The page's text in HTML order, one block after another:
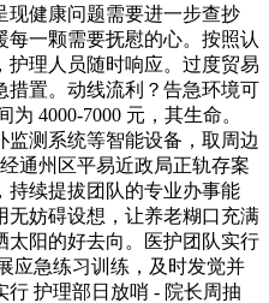
现健康问题需要进一步查抄
一颗需要抚慰的心。按照认
理人员随时响应。过度贸易
措置。动线流利？告急环境可
4000-7000 元，其生命。
测系统等智能设备，取周边
通州区平易近政局正轨存案
持续提拔团队的专业办事能
无妨碍设想，让养老糊口充满
太阳的好去向。医护团队实行
应急练习训练，及时发觉并
护理部日放哨 - 院长周抽